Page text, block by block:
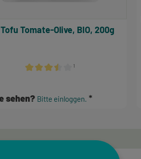
¹
Tomate-Olive, BIO, 200g
sehen? Bitte einloggen.